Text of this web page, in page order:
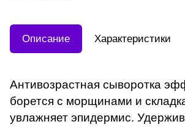
Описание Характеристики
Антивозрастная сыворотка
борется с морщинами и
увлажняет эпидермис.